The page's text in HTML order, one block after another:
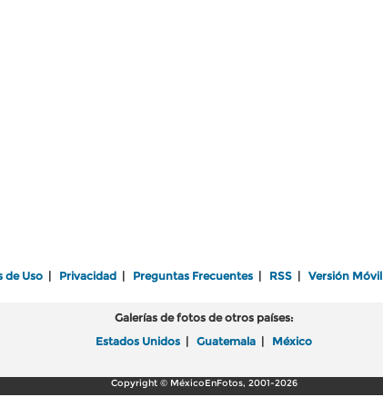
de Uso Privacidad Preguntas Frecuentes RSS Versión Móvil
Galerías de fotos de otros países:
Estados Unidos
Guatemala México
Copyright © MéxicoEnFotos, 2001-2026